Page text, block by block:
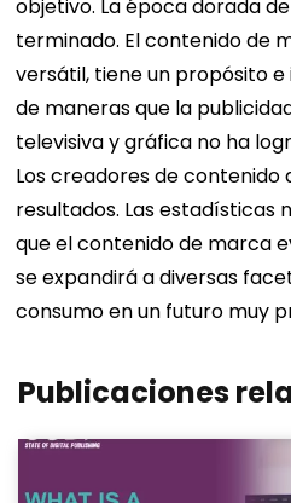
objetivo. La época dorada
terminado. El contenido de
versátil, tiene un propósito
de maneras que la
televisiva y gráfica no ha
Los creadores de
resultados. Las estadísticas
que el contenido de marca
se expandirá a diversas
consumo en un futuro muy
Publicaciones